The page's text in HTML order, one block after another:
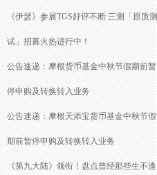
《伊瑟》参展TGS好评不断 三测「原质测
试」招募火热进行中！
公告速递：摩根货币基金中秋节假期前暂
停申购及转换转入业务
公告速递：摩根天添宝货币基金中秋节假
期前暂停申购及转换转入业务
《第九大陆》领衔！盘点曾经那些生不逢